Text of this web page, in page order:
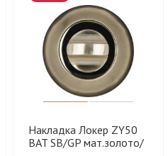
Накладка Локер ZY50
BAT SB/GP мат.золото/